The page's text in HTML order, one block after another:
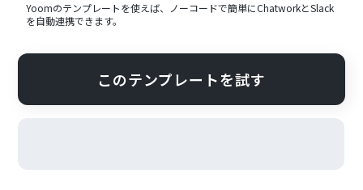
Yoomのテンプレートを使えば、ノーコードで簡単にChatworkとSlack
を自動連携できます。
このテンプレートを試す